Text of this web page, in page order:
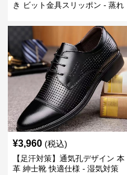
き ビット金具スリッポン - 蒸れ
¥3,960 (税込)
【足汗対策】通気孔デザイン 本
革 紳士靴 快適仕様 - 湿気対策